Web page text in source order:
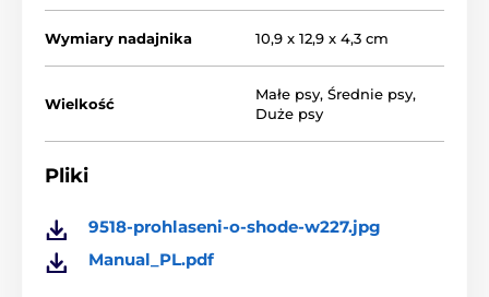
odległości od przewodu. Bliżej srefy
przewodu (bardzo słaby - polecamy
instalacje na powierzchni), co jest w
zupełności wystarczające do instalacji wokół domu.
Jeśli przewód dołączony do zestawu jest za krótki,
Wymiary nadajnika 10,9 x 12,9 x 4,3 cm
Wielkość
Małe psy, Średnie psy,
Duże psy
Pliki
9518-prohlaseni-o-shode-w227.jpg
Manual_PL.pdf